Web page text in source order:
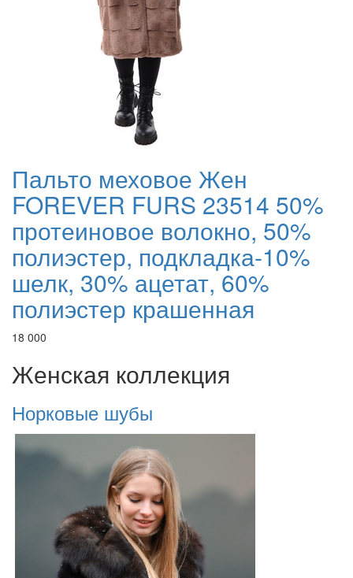
Пальто меховое Жен
FOREVER FURS 23514 50%
протеиновое волокно, 50%
полиэстер, подкладка-10%
шелк, 30% ацетат, 60%
полиэстер крашенная
18 000
Женская коллекция
Норковые шубы